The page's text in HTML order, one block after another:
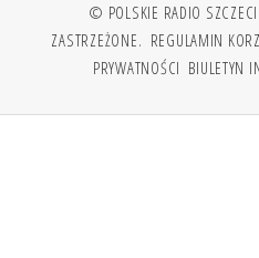
© POLSKIE RADIO
ZASTRZEŻONE. REGULAMIN
PRYWATNOŚCI BIULETYN